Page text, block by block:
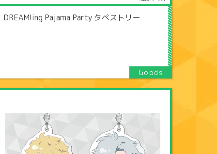
DREAM!ing Pajama Party タペストリー